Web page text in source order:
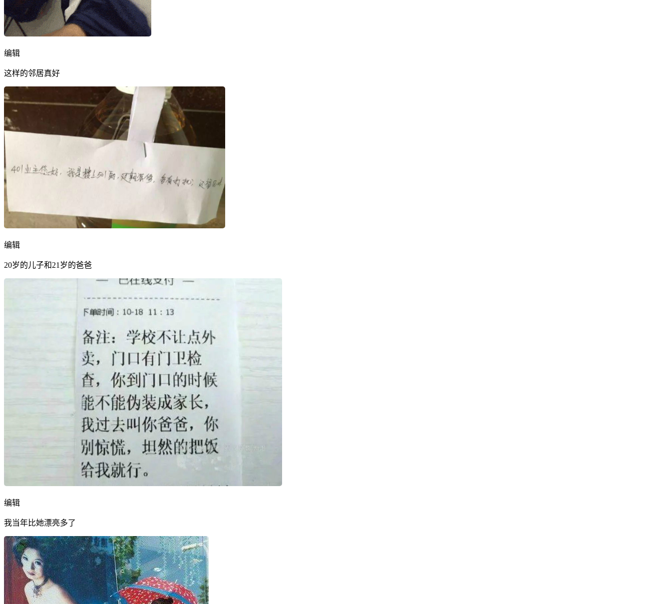
编辑
这样的邻居真好
编辑
20岁的儿子和21岁的爸爸
编辑
我当年比她漂亮多了